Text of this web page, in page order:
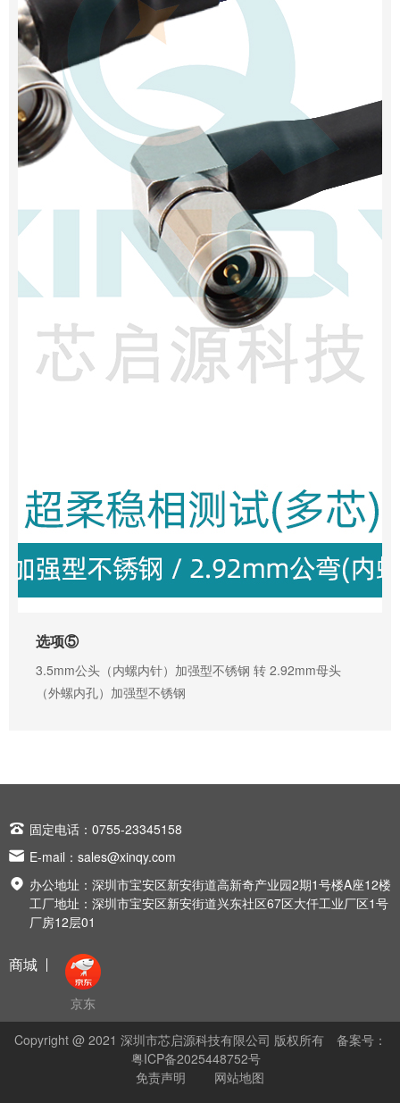
选项⑤
3.5mm公头（内螺内针）加强型不锈钢 转 2.92mm母头
（外螺内孔）加强型不锈钢
 固定电话：0755-23345158
 E-mail： sales@xinqy.com
 办公地址：深圳市宝安区新安街道高新奇产业园2期1号楼A座12楼
工厂地址：深圳市宝安区新安街道兴东社区67区大仟工业厂区1号
厂房12层01
商城
京东
Copyright @ 2021 深圳市芯启源科技有限公司 版权所有
备案号：
粤ICP备2025448752号
免责声明
网站地图